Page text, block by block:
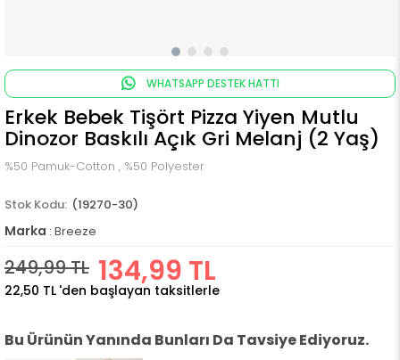
WHATSAPP DESTEK HATTI
Erkek Bebek Tişört Pizza Yiyen Mutlu
Dinozor Baskılı Açık Gri Melanj (2 Yaş)
%50 Pamuk-Cotton , %50 Polyester
(19270-30)
Marka : Breeze
249,99 TL 134,99 TL
22,50 TL 'den başlayan taksitlerle
Bu Ürünün Yanında Bunları Da Tavsiye Ediyoruz.